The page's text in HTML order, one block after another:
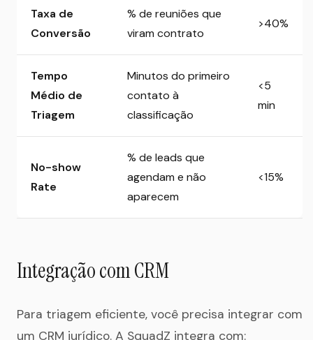
Taxa de
Conversão
% de reuniões que
viram contrato
>40%
Tempo
Médio de
Triagem
Minutos do primeiro
contato à
classificação
<5
min
No-show
Rate
% de leads que
agendam e não
aparecem
<15%
Integração com CRM
Para triagem eficiente, você precisa integrar com
um CRM jurídico. A SquadZ integra com: